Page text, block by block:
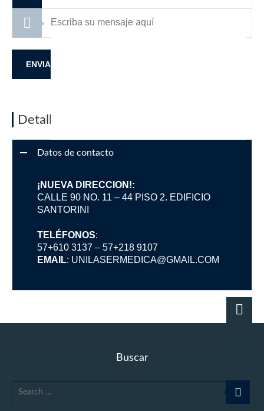
Detalles de contacto
Datos de contacto
¡NUEVA DIRECCION!:
CALLE 90 NO. 11 – 44 PISO 2. EDIFICIO
SANTORINI
TELÉFONOS:
57+610 3137 – 57+218 9107
EMAIL: UNILASERMEDICA@GMAIL.COM
Buscar